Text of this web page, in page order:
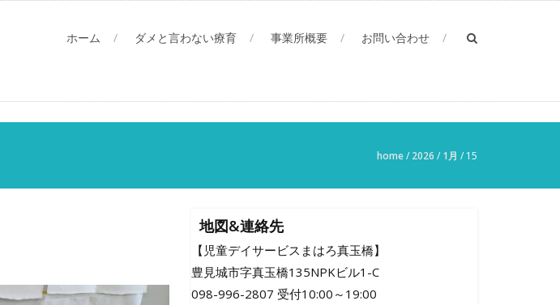
ホーム ダメと言わない療育 事業所概要 お問い合わせ
home/ 2026 / 1月 / 15
地図&連絡先
【児童デイサービスまはろ真玉橋】
豊見城市字真玉橋135NPKビル1-C
098-996-2807 受付10:00～19:00